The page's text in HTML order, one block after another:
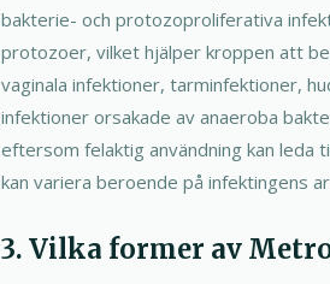
bakterie- och protozoproliferativa
protozoer, vilket hjälper kroppen att
vaginala infektioner, tarminfektioner,
infektioner orsakade av anaeroba
eftersom felaktig användning kan leda
kan variera beroende på infektingens
3. Vilka former av